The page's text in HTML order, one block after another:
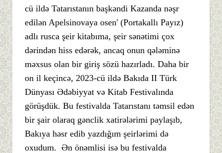
cü ildə Tatarıstanın başkəndi Kazanda nəşr
edilən Apelsinovaya osen' (Portakallı Payız)
adlı rusca şeir kitabıma, şeir sənətimi çox
dərindən hiss edərək, ancaq onun qələminə
məxsus olan bir giriş sözü hazırladı. Daha bir
on il keçincə, 2023-cü ildə Bakıda II Türk
Dünyası Ədəbiyyat və Kitab Festivalında
görüşdük. Bu festivalda Tatarıstanı təmsil edən
bir şair olaraq gənclik xatirələrimi paylaşıb,
Bakıya həsr edib yazdığım şeirlərimi də
oxudum. Ən önəmlisi isə bu festivalda